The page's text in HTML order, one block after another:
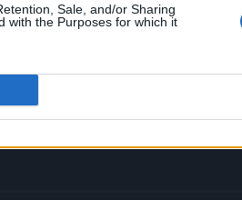
Sale, and/or Sharing
with the Purposes for which it